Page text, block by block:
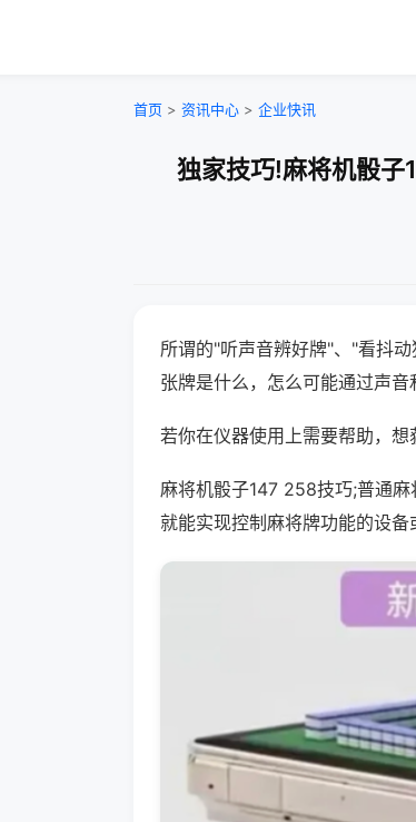
首页 > 资讯中心 > 企业快讯
独家技巧!麻将机骰
所谓的"听声音辨好牌"、"看抖
张牌是什么，怎么可能通过声音
若你在仪器使用上需要帮助，
麻将机骰子147 258技巧;普通
就能实现控制麻将牌功能的设备